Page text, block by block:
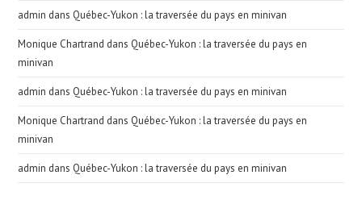
admin dans Québec-Yukon : la traversée du pays en minivan
Monique Chartrand dans Québec-Yukon : la traversée du pays en
minivan
admin dans Québec-Yukon : la traversée du pays en minivan
Monique Chartrand dans Québec-Yukon : la traversée du pays en
minivan
admin dans Québec-Yukon : la traversée du pays en minivan